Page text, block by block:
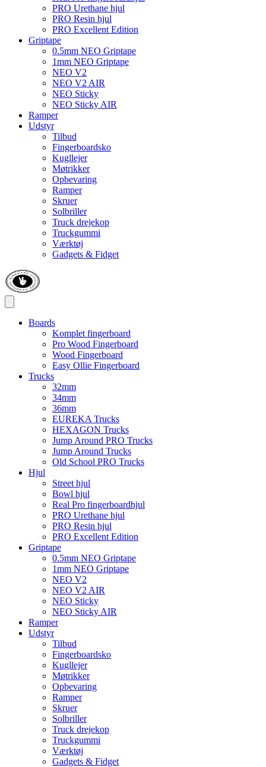
PRO Urethane hjul
PRO Resin hjul
PRO Excellent Edition
Griptape
0.5mm NEO Griptape
1mm NEO Griptape
NEO V2
NEO V2 AIR
NEO Sticky
NEO Sticky AIR
Ramper
Udstyr
Tilbud
Fingerboardsko
Kugllejer
Møtrikker
Opbevaring
Ramper
Skruer
Solbriller
Truck drejekop
Truckgummi
Værktøj
Gadgets & Fidget
Boards
Komplet fingerboard
Pro Wood Fingerboard
Wood Fingerboard
Easy Ollie Fingerboard
Trucks
32mm
34mm
36mm
EUREKA Trucks
HEXAGON Trucks
Jump Around PRO Trucks
Jump Around Trucks
Old School PRO Trucks
Hjul
Street hjul
Bowl hjul
Real Pro fingerboardhjul
PRO Urethane hjul
PRO Resin hjul
PRO Excellent Edition
Griptape
0.5mm NEO Griptape
1mm NEO Griptape
NEO V2
NEO V2 AIR
NEO Sticky
NEO Sticky AIR
Ramper
Udstyr
Tilbud
Fingerboardsko
Kugllejer
Møtrikker
Opbevaring
Ramper
Skruer
Solbriller
Truck drejekop
Truckgummi
Værktøj
Gadgets & Fidget